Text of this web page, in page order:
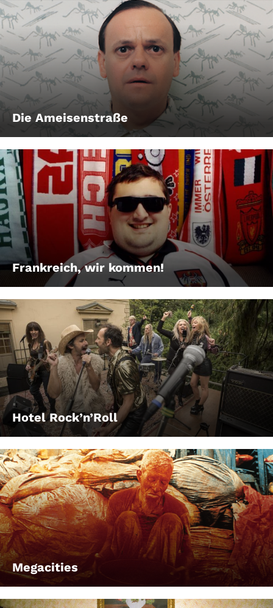
Die Ameisenstraße
Frankreich, wir kommen!
Hotel Rock’n’Roll
Megacities